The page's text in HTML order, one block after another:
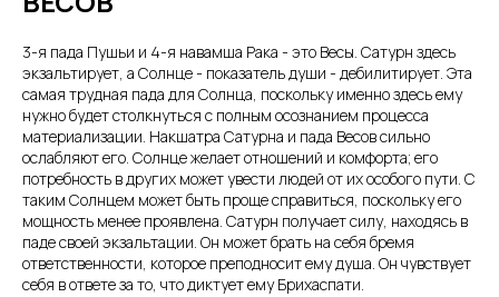
3-я пада Пушьи и 4-я навамша Рака - это Весы. Сатурн здесь
экзальтирует, а Солнце - показатель души - дебилитирует. Эта
самая трудная пада для Солнца, поскольку именно здесь ему
нужно будет столкнуться с полным осознанием процесса
материализации. Накшатра Сатурна и пада Весов сильно
ослабляют его. Солнце желает отношений и комфорта; его
потребность в других может увести людей от их особого пути. С
таким Солнцем может быть проще справиться, поскольку его
мощность менее проявлена. Сатурн получает силу, находясь в
паде своей экзальтации. Он может брать на себя бремя
ответственности, которое преподносит ему душа. Он чувствует
себя в ответе за то, что диктует ему Брихаспати.